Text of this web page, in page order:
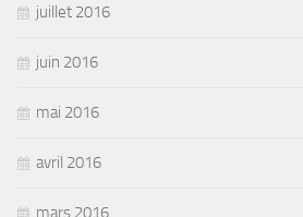
juillet 2016
juin 2016
mai 2016
avril 2016
mars 2016